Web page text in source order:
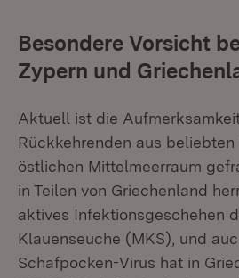
Besondere Vorsicht
Zypern und
Aktuell ist die
Rückkehrenden aus
östlichen Mittelmeerraum
in Teilen von Griechenland
aktives Infektionsgeschehen
Klauenseuche (MKS), und
Schafpocken-Virus hat in